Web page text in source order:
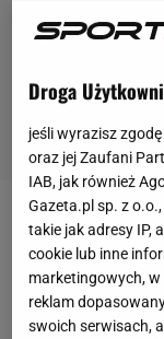
Blisko rok
Różański (15-0,
zmiótł w ringu
po pas federacji
Droga
jeśli wyrazisz
oraz jej Zaufani
IAB, jak również
Gazeta.pl sp. z
takie jak adresy IP,
cookie lub inne
marketingowych,
reklam
swoich serwisach,